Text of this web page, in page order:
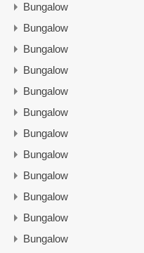
Bungalow
Bungalow
Bungalow
Bungalow
Bungalow
Bungalow
Bungalow
Bungalow
Bungalow
Bungalow
Bungalow
Bungalow